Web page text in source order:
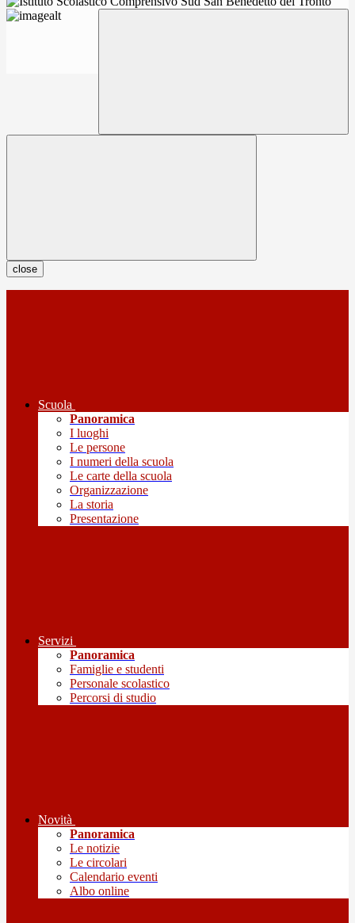
close
Scuola
Panoramica
I luoghi
Le persone
I numeri della scuola
Le carte della scuola
Organizzazione
La storia
Presentazione
Servizi
Panoramica
Famiglie e studenti
Personale scolastico
Percorsi di studio
Novità
Panoramica
Le notizie
Le circolari
Calendario eventi
Albo online